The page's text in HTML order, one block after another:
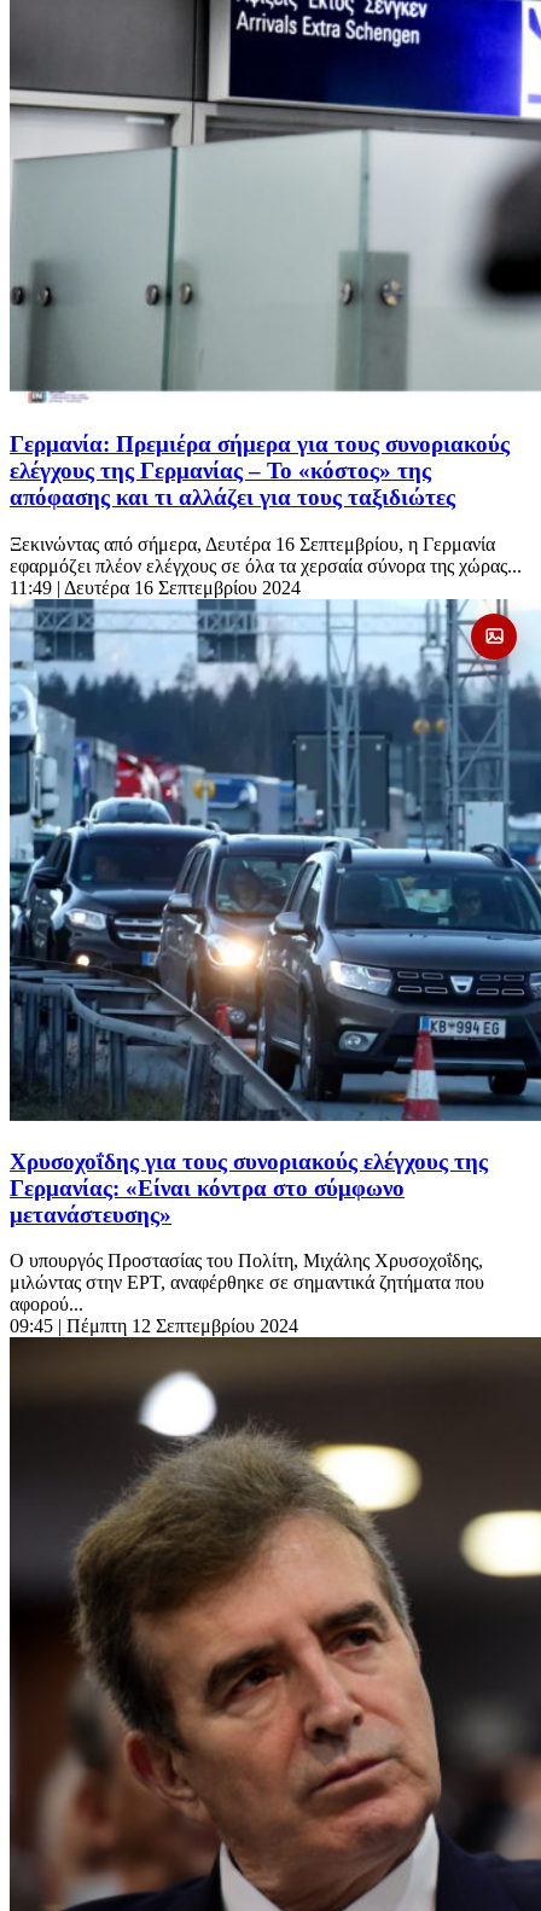
Γερμανία: Πρεμιέρα σήμερα για τους συνοριακούς
ελέγχους της Γερμανίας – Το «κόστος» της
απόφασης και τι αλλάζει για τους ταξιδιώτες
Ξεκινώντας από σήμερα, Δευτέρα 16 Σεπτεμβρίου, η Γερμανία
εφαρμόζει πλέον ελέγχους σε όλα τα χερσαία σύνορα της χώρας...
11:49 | Δευτέρα 16 Σεπτεμβρίου 2024
Χρυσοχοΐδης για τους συνοριακούς ελέγχους της
Γερμανίας: «Είναι κόντρα στο σύμφωνο
μετανάστευσης»
Ο υπουργός Προστασίας του Πολίτη, Μιχάλης Χρυσοχοΐδης,
μιλώντας στην ΕΡΤ, αναφέρθηκε σε σημαντικά ζητήματα που
αφορού...
09:45 | Πέμπτη 12 Σεπτεμβρίου 2024